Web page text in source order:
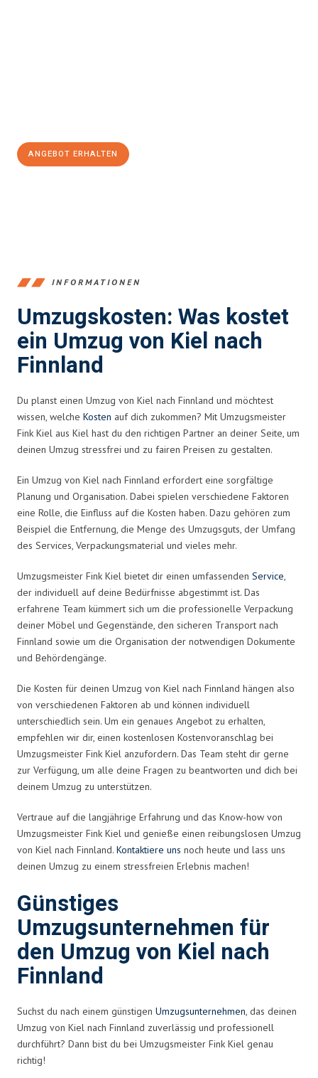
ANGEBOT ERHALTEN
INFORMATIONEN
Umzugskosten: Was kostet
ein Umzug von Kiel nach
Finnland
Du planst einen Umzug von Kiel nach Finnland und möchtest
wissen, welche Kosten auf dich zukommen? Mit Umzugsmeister
Fink Kiel aus Kiel hast du den richtigen Partner an deiner Seite, um
deinen Umzug stressfrei und zu fairen Preisen zu gestalten.
Ein Umzug von Kiel nach Finnland erfordert eine sorgfältige
Planung und Organisation. Dabei spielen verschiedene Faktoren
eine Rolle, die Einfluss auf die Kosten haben. Dazu gehören zum
Beispiel die Entfernung, die Menge des Umzugsguts, der Umfang
des Services, Verpackungsmaterial und vieles mehr.
Umzugsmeister Fink Kiel bietet dir einen umfassenden Service,
der individuell auf deine Bedürfnisse abgestimmt ist. Das
erfahrene Team kümmert sich um die professionelle Verpackung
deiner Möbel und Gegenstände, den sicheren Transport nach
Finnland sowie um die Organisation der notwendigen Dokumente
und Behördengänge.
Die Kosten für deinen Umzug von Kiel nach Finnland hängen also
von verschiedenen Faktoren ab und können individuell
unterschiedlich sein. Um ein genaues Angebot zu erhalten,
empfehlen wir dir, einen kostenlosen Kostenvoranschlag bei
Umzugsmeister Fink Kiel anzufordern. Das Team steht dir gerne
zur Verfügung, um alle deine Fragen zu beantworten und dich bei
deinem Umzug zu unterstützen.
Vertraue auf die langjährige Erfahrung und das Know-how von
Umzugsmeister Fink Kiel und genieße einen reibungslosen Umzug
von Kiel nach Finnland. Kontaktiere uns noch heute und lass uns
deinen Umzug zu einem stressfreien Erlebnis machen!
Günstiges
Umzugsunternehmen für
den Umzug von Kiel nach
Finnland
Suchst du nach einem günstigen Umzugsunternehmen, das deinen
Umzug von Kiel nach Finnland zuverlässig und professionell
durchführt? Dann bist du bei Umzugsmeister Fink Kiel genau
richtig!